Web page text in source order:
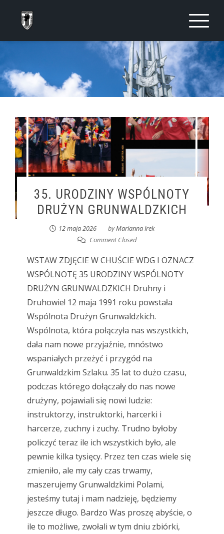
35. URODZINY WSPÓLNOTY
DRUŻYN GRUNWALDZKICH
12 maja 2026 byMarianna Irek
Comment Closed
WSTAW ZDJĘCIE W CHUŚCIE WDG I OZNACZ
WSPÓLNOTĘ 35 URODZINY WSPÓLNOTY
DRUŻYN GRUNWALDZKICH Druhny i
Druhowie! 12 maja 1991 roku powstała
Wspólnota Drużyn Grunwaldzkich.
Wspólnota, która połączyła nas wszystkich,
dała nam nowe przyjaźnie, mnóstwo
wspaniałych przeżyć i przygód na
Grunwaldzkim Szlaku. 35 lat to dużo czasu,
podczas którego dołączały do nas nowe
drużyny, pojawiali się nowi ludzie:
instruktorzy, instruktorki, harcerki i
harcerze, zuchny i zuchy. Trudno byłoby
policzyć teraz ile ich wszystkich było, ale
pewnie kilka tysięcy. Przez ten czas wiele się
zmieniło, ale my cały czas trwamy,
maszerujemy Grunwaldzkimi Polami,
jesteśmy tutaj i mam nadzieję, będziemy
jeszcze długo. Bardzo Was proszę abyście, o
ile to możliwe, zwołali w tym dniu zbiórki,